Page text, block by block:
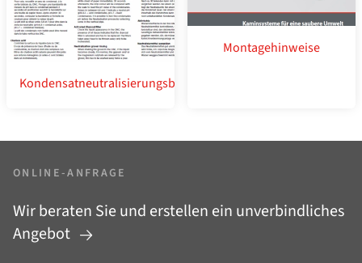
Kondensatneutralisierungsbox
Montagehinweise
ONLINE-ANFRAGE
Wir beraten Sie und erstellen ein unverbindliches
Angebot